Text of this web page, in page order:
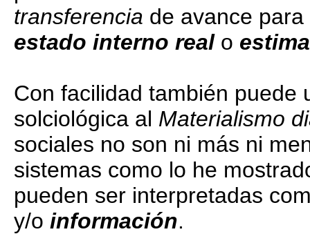
transferencia de avance
estado interno realo
Con facilidad también puede
solciológica al Materialismo
sociales no son ni más ni
sistemas como lo he
pueden ser interpretadas
y/o información.